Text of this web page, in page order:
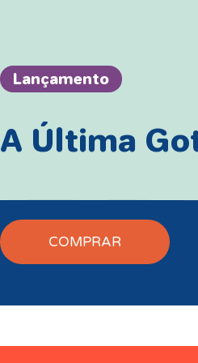
Lançamento
A Última
COMPRAR